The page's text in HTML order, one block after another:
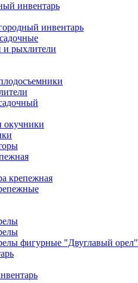
инвентарь
инвентарь
рыхлители
крепежная
фигурные "Двуглавый орел"